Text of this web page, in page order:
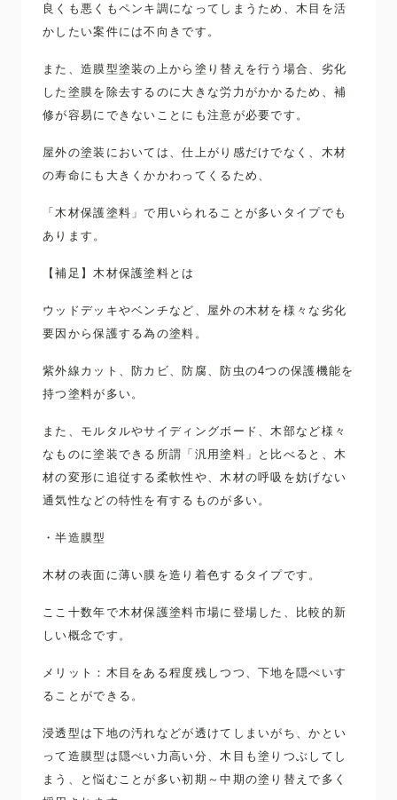
良くも悪くもペンキ調になってしまうため、木目を活
かしたい案件には不向きです。
また、造膜型塗装の上から塗り替えを行う場合、劣化
した塗膜を除去するのに大きな労力がかかるため、補
修が容易にできないことにも注意が必要です。
屋外の塗装においては、仕上がり感だけでなく、木材
の寿命にも大きくかかわってくるため、
「木材保護塗料」で用いられることが多いタイプでも
あります。
【補足】木材保護塗料とは
ウッドデッキやベンチなど、屋外の木材を様々な劣化
要因から保護する為の塗料。
紫外線カット、防カビ、防腐、防虫の4つの保護機能を
持つ塗料が多い。
また、モルタルやサイディングボード、木部など様々
なものに塗装できる所謂「汎用塗料」と比べると、木
材の変形に追従する柔軟性や、木材の呼吸を妨げない
通気性などの特性を有するものが多い。
・半造膜型
木材の表面に薄い膜を造り着色するタイプです。
ここ十数年で木材保護塗料市場に登場した、比較的新
しい概念です。
メリット：木目をある程度残しつつ、下地を隠ぺいす
ることができる。
浸透型は下地の汚れなどが透けてしまいがち、かとい
って造膜型は隠ぺい力高い分、木目も塗りつぶしてし
まう、と悩むことが多い初期～中期の塗り替えで多く